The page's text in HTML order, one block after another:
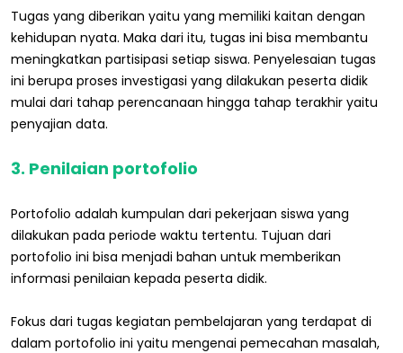
Tugas yang diberikan yaitu yang memiliki kaitan dengan
kehidupan nyata. Maka dari itu, tugas ini bisa membantu
meningkatkan partisipasi setiap siswa. Penyelesaian tugas
ini berupa proses investigasi yang dilakukan peserta didik
mulai dari tahap perencanaan hingga tahap terakhir yaitu
penyajian data.
3. Penilaian portofolio
Portofolio adalah kumpulan dari pekerjaan siswa yang
dilakukan pada periode waktu tertentu. Tujuan dari
portofolio ini bisa menjadi bahan untuk memberikan
informasi penilaian kepada peserta didik.
Fokus dari tugas kegiatan pembelajaran yang terdapat di
dalam portofolio ini yaitu mengenai pemecahan masalah,